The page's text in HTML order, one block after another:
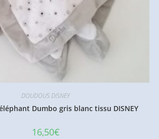
DOUDOUS DISNEY
Dumbo gris blanc tissu DISNEY
16,50€